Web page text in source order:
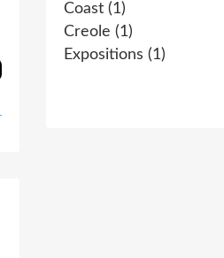
Coast (1)
Creole (1)
Expositions (1)